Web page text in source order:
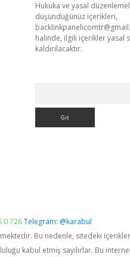
Hukuka ve yasal
düşündüğünüz içerikleri,
halinde, ilgili içerikler yasal
kaldırılacaktır.
0 726Telegram: @karabul
Bu nedenle, sitedeki
kabul etmiş sayılırlar. Bu